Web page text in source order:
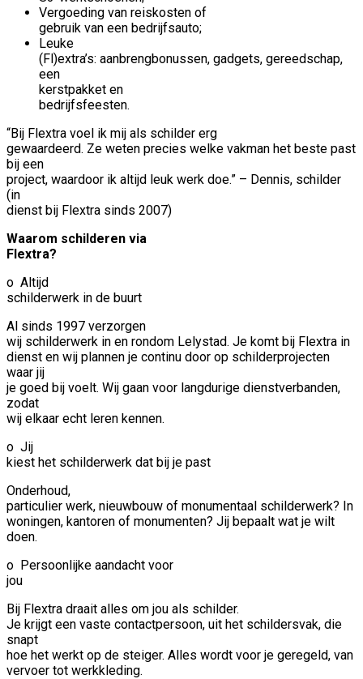
Vergoeding van reiskosten of
gebruik van een bedrijfsauto;
Leuke
(Fl)extra’s: aanbrengbonussen, gadgets, gereedschap,
een
kerstpakket en
bedrijfsfeesten.
“Bij Flextra voel ik mij als schilder erg
gewaardeerd. Ze weten precies welke vakman het beste past
bij een
project, waardoor ik altijd leuk werk doe.” – Dennis, schilder
(in
dienst bij Flextra sinds 2007)
Waarom schilderen via
Flextra?
o Altijd
schilderwerk in de buurt
Al sinds 1997 verzorgen
wij schilderwerk in en rondom Lelystad. Je komt bij Flextra in
dienst en wij plannen je continu door op schilderprojecten
waar jij
je goed bij voelt. Wij gaan voor langdurige dienstverbanden,
zodat
wij elkaar echt leren kennen.
o Jij
kiest het schilderwerk dat bij je past
Onderhoud,
particulier werk, nieuwbouw of monumentaal schilderwerk? In
woningen, kantoren of monumenten? Jij bepaalt wat je wilt
doen.
o Persoonlijke aandacht voor
jou
Bij Flextra draait alles om jou als schilder.
Je krijgt een vaste contactpersoon, uit het schildersvak, die
snapt
hoe het werkt op de steiger. Alles wordt voor je geregeld, van
vervoer tot werkkleding.